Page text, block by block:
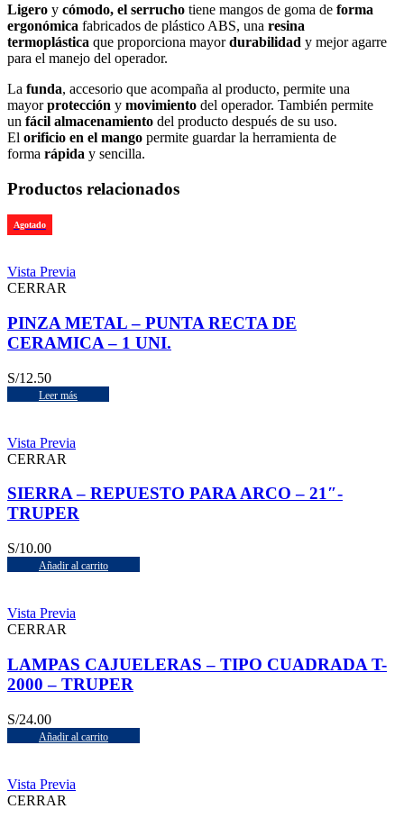
Ligero y cómodo, el serrucho tiene mangos de goma de forma
ergonómica fabricados de plástico ABS, una resina
termoplástica que proporciona mayordurabilidad y mejor agarre
para el manejo del operador.
La funda, accesorio que acompaña al producto, permite una
mayorprotección y movimiento del operador. También permite
un fácil almacenamiento del producto después de su uso.
El orificio en el mango permite guardar la herramienta de
forma rápida y sencilla.
Productos relacionados
Agotado
Vista Previa
CERRAR
PINZA METAL – PUNTA RECTA DE
CERAMICA – 1 UNI.
S/12.50
Leer más
Vista Previa
CERRAR
SIERRA – REPUESTO PARA ARCO – 21″-
TRUPER
S/10.00
Añadir al carrito
Vista Previa
CERRAR
LAMPAS CAJUELERAS – TIPO CUADRADA T-
2000 – TRUPER
S/24.00
Añadir al carrito
Vista Previa
CERRAR